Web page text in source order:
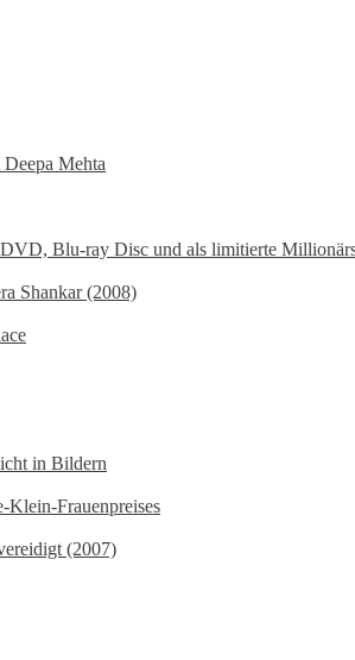
Mehta
Blu-ray Disc und als limitierte
Shankar (2008)
in Bildern
Klein-Frauenpreises
(2007)